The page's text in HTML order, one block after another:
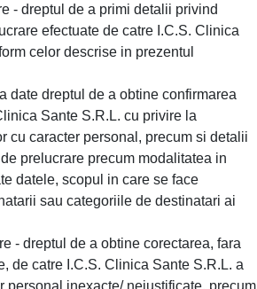
- dreptul de a primi detalii privind
efectuate de catre I.C.S. Clinica
celor descrise in prezentul
date dreptul de a obtine confirmarea
Sante S.R.L. cu privire la
cu caracter personal, precum si detalii
prelucrare precum modalitatea in
datele, scopul in care se face
sau categoriile de destinatari ai
- dreptul de a obtine corectarea, fara
de catre I.C.S. Clinica Sante S.R.L. a
personal inexacte/ nejustificate, precum